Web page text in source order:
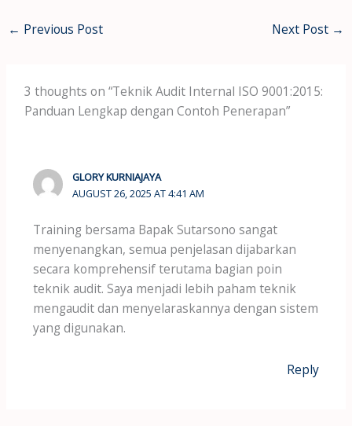
← Previous Post Next Post →
3 thoughts on “Teknik Audit Internal ISO 9001:2015:
Panduan Lengkap dengan Contoh Penerapan”
GLORY KURNIAJAYA
AUGUST 26, 2025 AT 4:41 AM
Training bersama Bapak Sutarsono sangat
menyenangkan, semua penjelasan dijabarkan
secara komprehensif terutama bagian poin
teknik audit. Saya menjadi lebih paham teknik
mengaudit dan menyelaraskannya dengan sistem
yang digunakan.
Reply